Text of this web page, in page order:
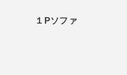
１Pソファ